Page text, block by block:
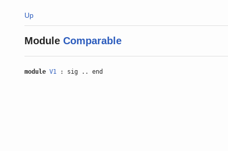
Up
Module Comparable
module V1 : sig .. end